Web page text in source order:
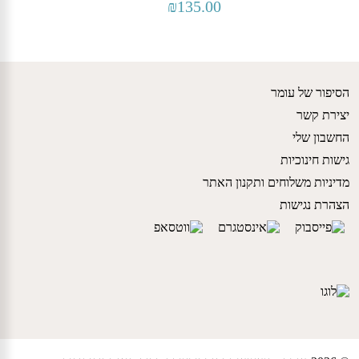
₪135.00
הסיפור של עומר
יצירת קשר
החשבון שלי
גישות חינוכיות
מדיניות משלוחים ותקנון האתר
הצהרת נגישות